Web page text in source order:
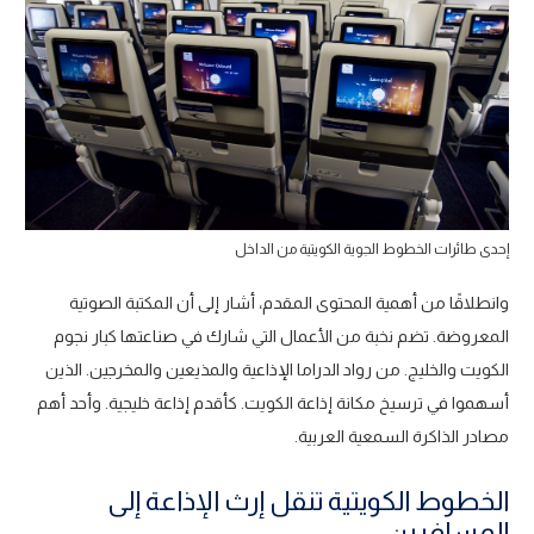
إحدى طائرات الخطوط الجوية الكويتية من الداخل
وانطلاقًا من أهمية المحتوى المقدم، أشار إلى أن المكتبة الصوتية
المعروضة. تضم نخبة من الأعمال التي شارك في صناعتها كبار نجوم
الكويت والخليج. من رواد الدراما الإذاعية والمذيعين والمخرجين. الذين
أسهموا في ترسيخ مكانة إذاعة الكويت. كأقدم إذاعة خليجية. وأحد أهم
مصادر الذاكرة السمعية العربية.
الخطوط الكويتية تنقل إرث الإذاعة إلى